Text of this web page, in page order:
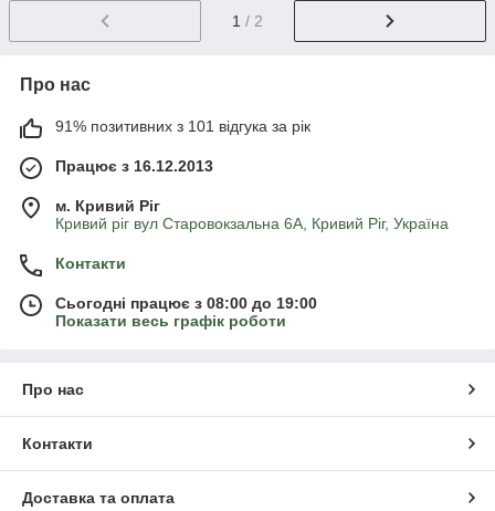
1 / 2
Про нас
91% позитивних з 101 відгука за рік
Працює з 16.12.2013
м. Кривий Ріг
Кривий ріг вул Старовокзальна 6А, Кривий Ріг, Україна
Контакти
Сьогодні працює з 08:00 до 19:00
Показати весь графік роботи
Про нас
Контакти
Доставка та оплата